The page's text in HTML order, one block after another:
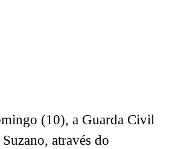
(10), a Guarda Civil
através do